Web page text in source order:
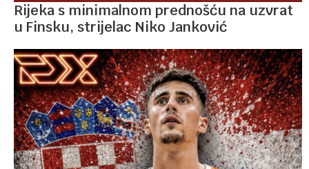
Rijeka s minimalnom prednošću na uzvrat
u Finsku, strijelac Niko Janković